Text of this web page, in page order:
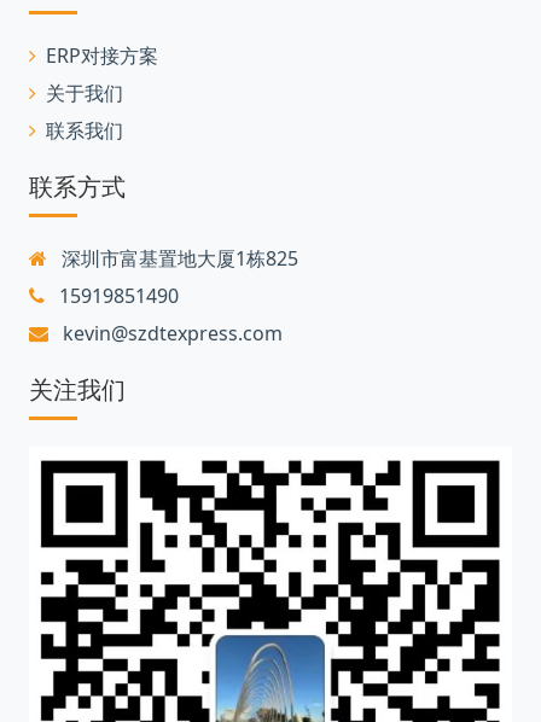
ERP对接方案
关于我们
联系我们
联系方式
深圳市富基置地大厦1栋825
15919851490
kevin@szdtexpress.com
关注我们